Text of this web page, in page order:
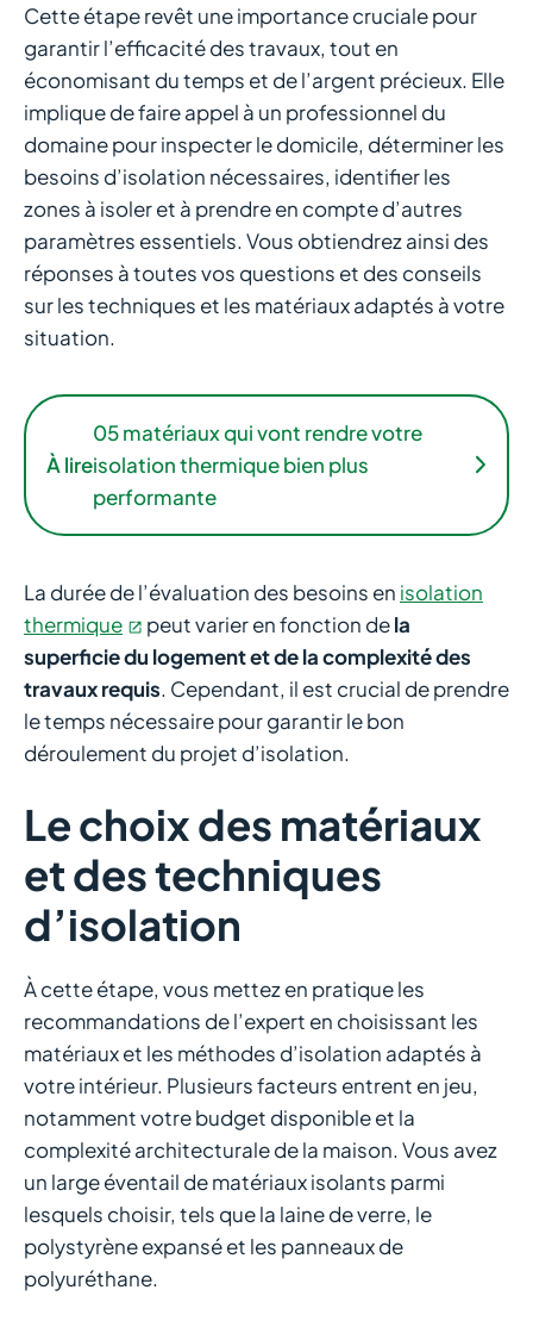
Cette étape revêt une importance cruciale pour
garantir l’efficacité des travaux, tout en
économisant du temps et de l’argent précieux. Elle
implique de faire appel à un professionnel du
domaine pour inspecter le domicile, déterminer les
besoins d’isolation nécessaires, identifier les
zones à isoler et à prendre en compte d’autres
paramètres essentiels. Vous obtiendrez ainsi des
réponses à toutes vos questions et des conseils
sur les techniques et les matériaux adaptés à votre
situation.
À lire
05 matériaux qui vont rendre votre
isolation thermique bien plus
performante
La durée de l’évaluation des besoins en isolation
thermique
peut varier en fonction dela
superficie du logement et de la complexité des
travaux requis. Cependant, il est crucial de prendre
le temps nécessaire pour garantir le bon
déroulement du projet d’isolation.
Le choix des matériaux
et des techniques
d’isolation
À cette étape, vous mettez en pratique les
recommandations de l’expert en choisissant les
matériaux et les méthodes d’isolation adaptés à
votre intérieur. Plusieurs facteurs entrent en jeu,
notamment votre budget disponible et la
complexité architecturale de la maison. Vous avez
un large éventail de matériaux isolants parmi
lesquels choisir, tels que la laine de verre, le
polystyrène expansé et les panneaux de
polyuréthane.